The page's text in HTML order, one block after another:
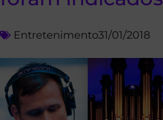
Entretenimento31/01/2018